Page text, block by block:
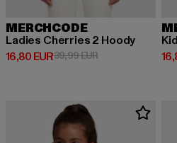
MERCHCODE
Ladies Cherries 2 Hoody
16,80 EUR
Derzeitiger Preis: 16,80 EUR
39,99 EURAktionspreis: